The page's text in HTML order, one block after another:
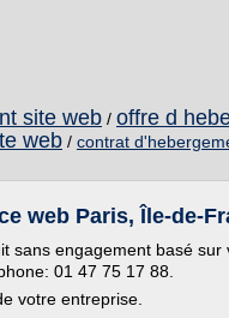
site web / offre d
web / contrat
web Paris, Île-de-
sans engagement basé sur
01 47 75 17 88.
votre entreprise.